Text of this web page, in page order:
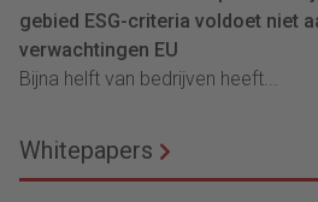
gebied ESG-criteria voldoet niet
verwachtingen EU
Bijna helft van bedrijven heeft...
Whitepapers